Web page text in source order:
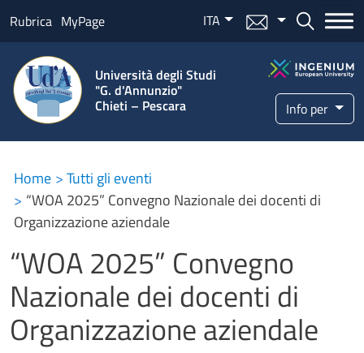
Salta al contenuto principale
Rubrica MyPage ITA Menu mail Bottone
Università degli Studi
"G. d'Annunzio"
Chieti – Pescara Info per
Home
Tutti gli eventi
“WOA 2025” Convegno Nazionale dei docenti di
Organizzazione aziendale
“WOA 2025” Convegno
Nazionale dei docenti di
Organizzazione aziendale